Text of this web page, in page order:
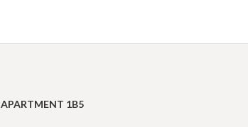
APARTMENT 1B5